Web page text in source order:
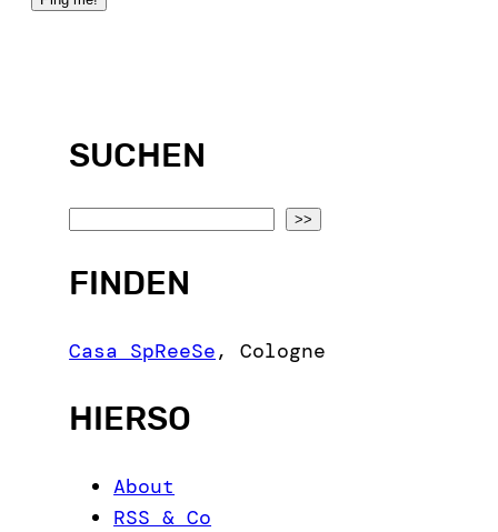
SUCHEN
a
c
>>
FINDEN
Casa SpReeSe,Cologne
HIERSO
About
RSS & Co